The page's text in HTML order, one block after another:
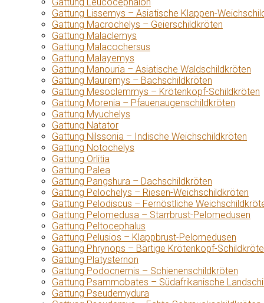
Gattung Lissemys – Asiatische Klappen-
Gattung Macrochelys – Geierschildkröten
Gattung Malaclemys
Gattung Malacochersus
Gattung Malayemys
Gattung Manouria – Asiatische Waldschildkröten
Gattung Mauremys – Bachschildkröten
Gattung Mesoclemmys – Krötenkopf-Schildkröten
Gattung Morenia – Pfauenaugenschildkröten
Gattung Myuchelys
Gattung Natator
Gattung Nilssonia – Indische Weichschildkröten
Gattung Notochelys
Gattung Orlitia
Gattung Palea
Gattung Pangshura – Dachschildkröten
Gattung Pelochelys – Riesen-Weichschildkröten
Gattung Pelodiscus – Fernöstliche
Gattung Pelomedusa – Starrbrust-Pelomedusen
Gattung Peltocephalus
Gattung Pelusios – Klappbrust-Pelomedusen
Gattung Phrynops – Bärtige Krötenkopf-
Gattung Platysternon
Gattung Podocnemis – Schienenschildkröten
Gattung Psammobates – Südafrikanische
Gattung Pseudemydura